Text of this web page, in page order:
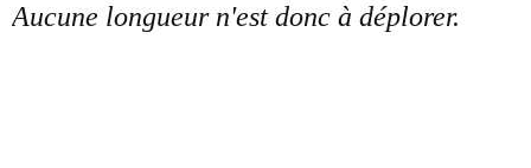
Aucune longueur n'est donc à déplorer.